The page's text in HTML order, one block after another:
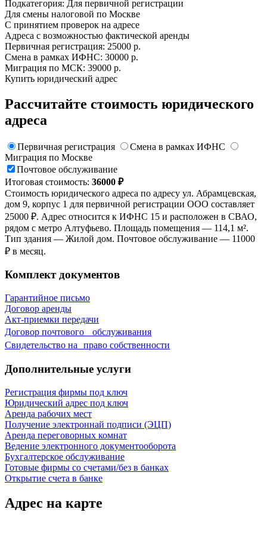
Подкатегория: Для первичной регистрации
Для смены налоговой по Москве
C принятием проверок на адресе
Адреса с возможностью фактической аренды
Первичная регистрация: 25000 р.
Смена в рамках ИФНС: 30000 р.
Миграция по МСК: 39000 р.
Купить юридический адрес
Рассчитайте стоимость юридического
адреса
Первичная регистрация
Смена в рамках ИФНС
Миграция по Москве
Почтовое обслуживание
Итоговая стоимость: 36000 ₽
Стоимость юридического адреса по адресу ул. Абрамцевская,
дом 9, корпус 1 для первичной регистрации ООО составляет
25000 ₽. Адрес относится к ИФНС 15 и расположен в СВАО,
рядом с метро Алтуфьево. Площадь помещения — 114,1 м².
Тип здания — Жилой дом. Почтовое обслуживание — 11000
₽ в месяц.
Комплект документов
Гарантийное письмо
Договор аренды
Акт-приемки передачи
Договор почтового обслуживания
Свидетельствo на право собственности
Дополнительные услуги
Регистрация фирмы под ключ
Юридический адрес под ключ
Аренда рабочих мест
Получение электроннай подписи (ЭЦП)
Аренда переговорных комнат
Ведение электронного документооборота
Бухгалтерское обслуживание
Готовые фирмы со счетами/без в банках
Открытие счета в банке
Адрес на карте